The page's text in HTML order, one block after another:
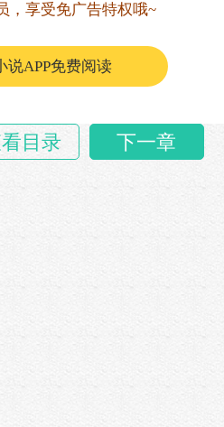
，享受免广告特权哦~
说APP免费阅读
目录 下一章